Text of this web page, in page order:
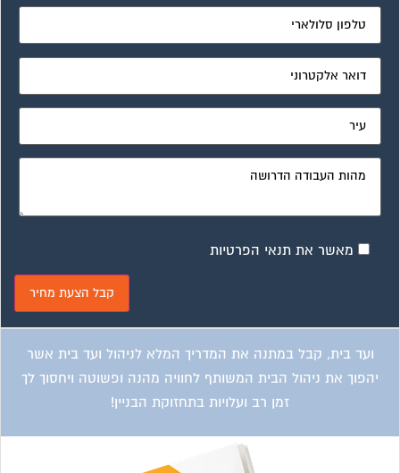
מאשר את תנאי הפרטיות
ועד בית, קבל במתנה את המדריך המלא לניהול ועד בית אשר
יהפוך את ניהול הבית המשותף לחוויה מהנה ופשוטה ויחסוך לך
זמן רב ועלויות בתחזוקת הבניין!